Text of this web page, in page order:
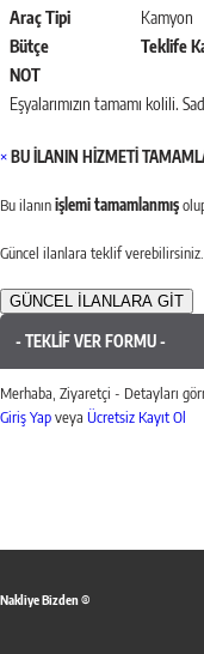
Araç Tipi
Kamyon
Bütçe
Teklife
NOT
Eşyalarımızın tamamı kolili.
× BU İLANIN HİZMETİ
Bu ilanınişlemi tamamlanmış
Güncel ilanlara teklif verebilirsiniz.
GÜNCEL İLANLARA GİT
- TEKLİF VER FORMU -
Merhaba, Ziyaretçi - Detayları
Giriş Yapveya Ücretsiz Kayıt Ol
Nakliye Bizden ®